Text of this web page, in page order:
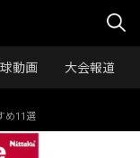
動画 大会報道
め11選